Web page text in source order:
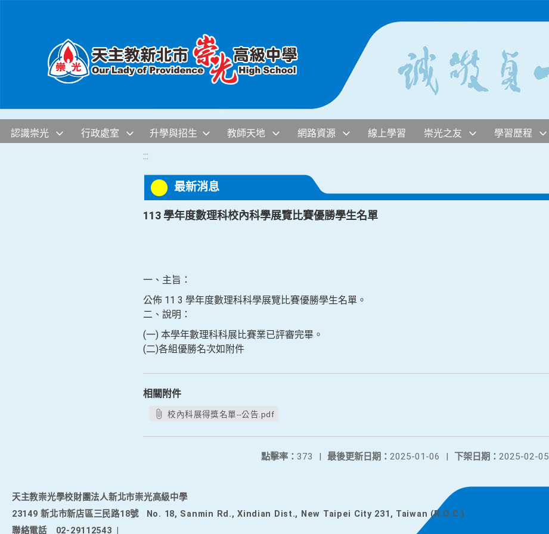
認識崇光 行政處室 升學與招生 教師天地 網路資源 線上學習 崇光之友 學習歷程
:::
最新消息
113 學年度數理科校內科學展覽比賽優勝學生名單
一、主旨：
公佈 11 3 學年度數理科科學展覽比賽優勝學生名單。
二、說明：
(一) 本學年數理科科展比賽業已評審完畢。
(二)各組優勝名次如附件
相關附件
校內科展得獎名單--公告.pdf
下架日期： 2025-02-05
最後更新日期： 2025-01-06 |
點擊率： 373 |
天主教崇光學校財團法人新北市崇光高級中學
23149 新北市新店區三民路18號
No. 18, Sanmin Rd., Xindian Dist., New Taipei City 231, Taiwan (R.O.C.)
聯絡電話
02-29112543